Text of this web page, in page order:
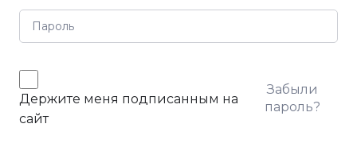
Держите меня подписанным на
сайт
Забыли
пароль?